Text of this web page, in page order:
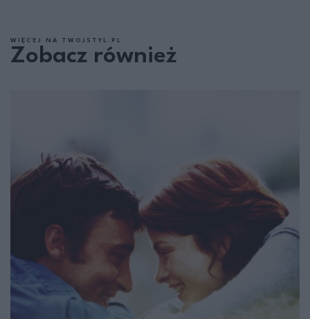
WIĘCEJ NA TWOJSTYL.PL
Zobacz również